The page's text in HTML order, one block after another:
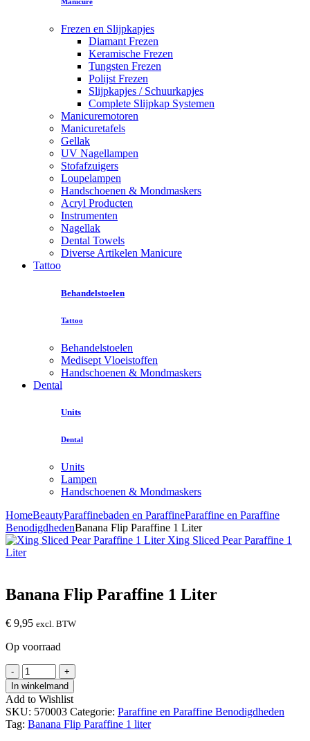
Manicure
Frezen en Slijpkapjes
Diamant Frezen
Keramische Frezen
Tungsten Frezen
Polijst Frezen
Slijpkapjes / Schuurkapjes
Complete Slijpkap Systemen
Manicuremotoren
Manicuretafels
Gellak
UV Nagellampen
Stofafzuigers
Loupelampen
Handschoenen & Mondmaskers
Acryl Producten
Instrumenten
Nagellak
Dental Towels
Diverse Artikelen Manicure
Tattoo
Behandelstoelen
Tattoo
Behandelstoelen
Medisept Vloeistoffen
Handschoenen & Mondmaskers
Dental
Units
Dental
Units
Lampen
Handschoenen & Mondmaskers
HomeBeautyParaffinebaden en ParaffineParaffine en Paraffine
BenodigdhedenBanana Flip Paraffine 1 Liter
Xing Sliced Pear Paraffine 1
Liter
Banana Flip Paraffine 1 Liter
€ 9,95 excl. BTW
Op voorraad
-
Banana
Flip
Paraffine
1
Liter
hoeveelheid
+
In winkelmand
Add to Wishlist
SKU: 570003 Categorie: Paraffine en Paraffine Benodigdheden
Tag: Banana Flip Paraffine 1 liter